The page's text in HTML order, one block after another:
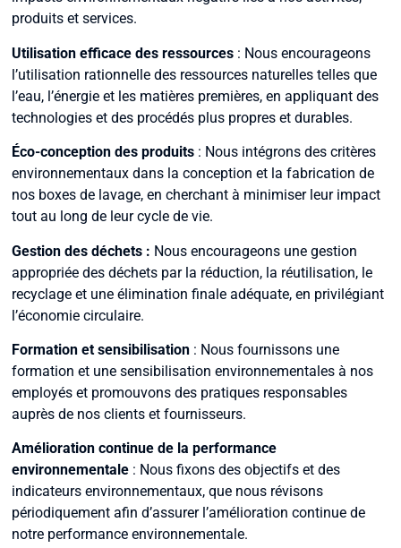
produits et services.
Utilisation efficace des ressources : Nous encourageons
l’utilisation rationnelle des ressources naturelles telles que
l’eau, l’énergie et les matières premières, en appliquant des
technologies et des procédés plus propres et durables.
Éco-conception des produits : Nous intégrons des critères
environnementaux dans la conception et la fabrication de
nos boxes de lavage, en cherchant à minimiser leur impact
tout au long de leur cycle de vie.
Gestion des déchets : Nous encourageons une gestion
appropriée des déchets par la réduction, la réutilisation, le
recyclage et une élimination finale adéquate, en privilégiant
l’économie circulaire.
Formation et sensibilisation : Nous fournissons une
formation et une sensibilisation environnementales à nos
employés et promouvons des pratiques responsables
auprès de nos clients et fournisseurs.
Amélioration continue de la performance
environnementale : Nous fixons des objectifs et des
indicateurs environnementaux, que nous révisons
périodiquement afin d’assurer l’amélioration continue de
notre performance environnementale.